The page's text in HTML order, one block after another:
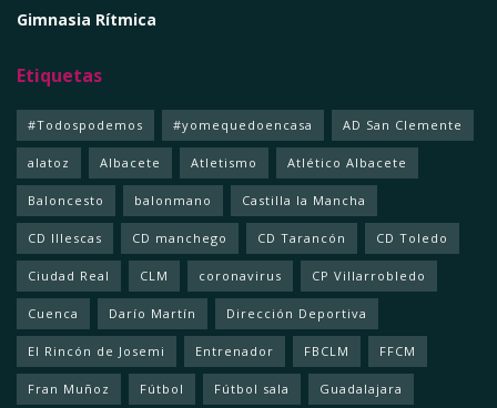
Gimnasia Rítmica
Etiquetas
#Todospodemos #yomequedoencasa AD San Clemente
alatoz Albacete Atletismo Atlético Albacete
Baloncesto balonmano Castilla la Mancha
CD Illescas CD manchego CD Tarancón CD Toledo
Ciudad Real CLM coronavirus CP Villarrobledo
Cuenca Darío Martín Dirección Deportiva
El Rincón de Josemi Entrenador FBCLM FFCM
Fran Muñoz Fútbol Fútbol sala Guadalajara